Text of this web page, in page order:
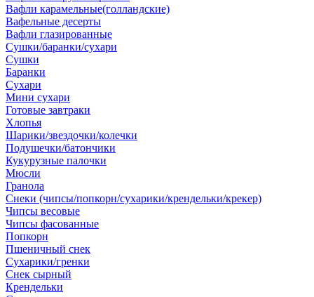
Вафли карамельные(голландские)
Вафельные десерты
Вафли глазированные
Сушки/баранки/сухари
Сушки
Баранки
Сухари
Мини сухари
Готовые завтраки
Хлопья
Шарики/звездочки/колечки
Подушечки/батончики
Кукурузные палочки
Мюсли
Гранола
Снеки (чипсы/попкорн/сухарики/крендельки/крекер)
Чипсы весовые
Чипсы фасованные
Попкорн
Пшеничный снек
Сухарики/гренки
Снек сырный
Крендельки